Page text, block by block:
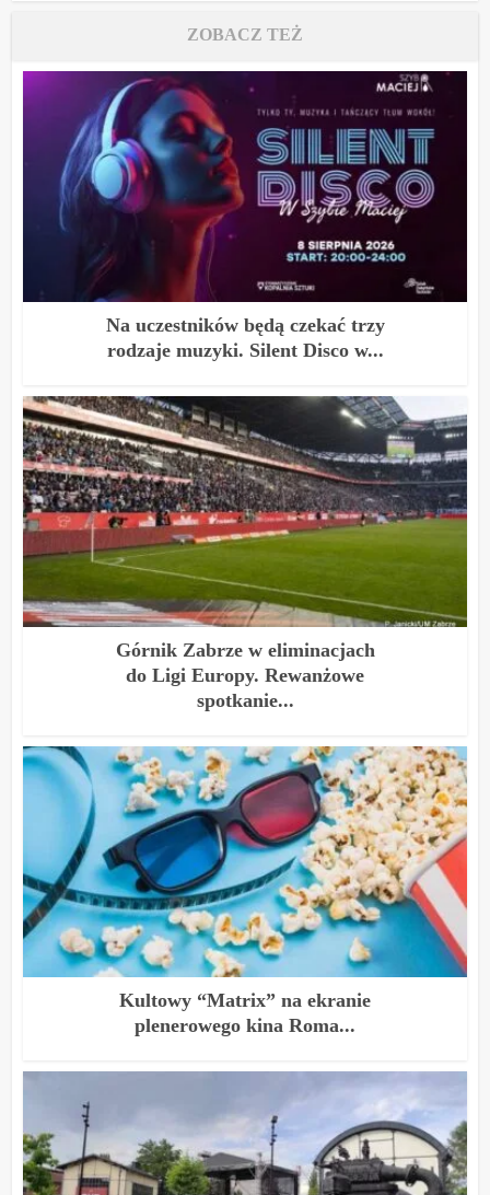
ZOBACZ TEŻ
Na uczestników będą czekać trzy
rodzaje muzyki. Silent Disco w...
Górnik Zabrze w eliminacjach
do Ligi Europy. Rewanżowe
spotkanie...
Kultowy “Matrix” na ekranie
plenerowego kina Roma...